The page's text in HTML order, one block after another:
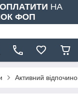
НА
ФОП
Активний